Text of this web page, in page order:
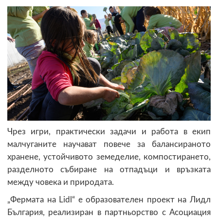
Чрез игри, практически задачи и работа в екип
малчуганите научават повече за балансираното
хранене, устойчивото земеделие, компостирането,
разделното събиране на отпадъци и връзката
между човека и природата.
„Фермата на Lidl“ е образователен проект на Лидл
България, реализиран в партньорство с Асоциация